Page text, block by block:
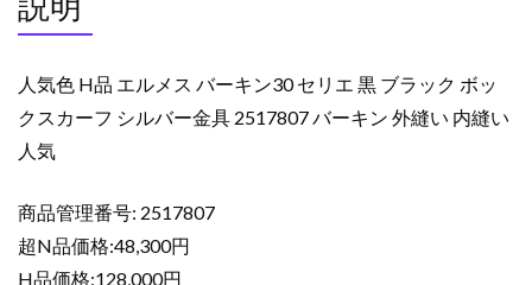
リ
エ
ブ
ラ
ッ
ボ
ッ
人気色 H品 エルメス バーキン30 セリエ 黒 ブラック ボッ
クスカーフ シルバー金具 2517807 バーキン 外縫い 内縫い
人気
商品管理番号: 2517807
超N品価格:48,300円
H品価格:128,000円